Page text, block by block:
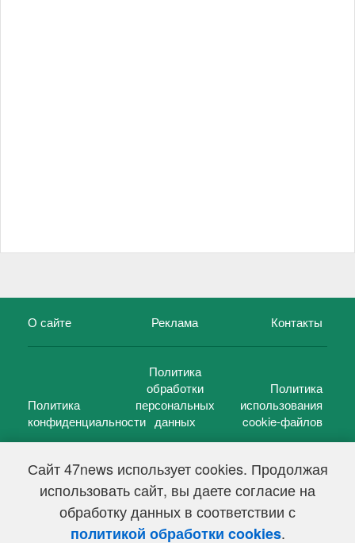
Сайт 47news использует cookies. Продолжая
использовать сайт, вы даете согласие на
обработку данных в соответствии с
политикой обработки cookies.
О сайте Реклама Контакты
Политика
конфиденциальности
Политика
обработки
персональных
данных
Политика
использования
cookie-файлов
47 новостей (47 news)2005 — 2026 г.
Свидетельство о регистрации СМИ Эл № ФС 77-39848, выдано
Федеральной службой по надзору в сфере связи,
информационных технологий и массовых коммуникаций